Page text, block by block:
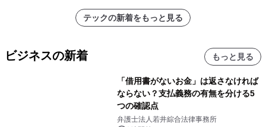
テックの新着をもっと見る
ビジネスの新着 もっと見る
「借用書がないお金」は返さなければ
ならない？支払義務の有無を分ける5
つの確認点
弁護士法人若井綜合法律事務所